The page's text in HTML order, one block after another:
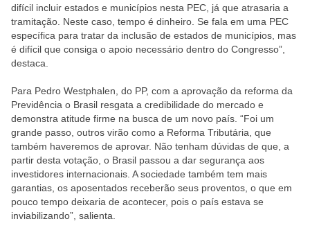
difícil incluir estados e municípios nesta PEC, já que atrasaria a
tramitação. Neste caso, tempo é dinheiro. Se fala em uma PEC
específica para tratar da inclusão de estados de municípios, mas
é difícil que consiga o apoio necessário dentro do Congresso”,
destaca.
Para Pedro Westphalen, do PP, com a aprovação da reforma da
Previdência o Brasil resgata a credibilidade do mercado e
demonstra atitude firme na busca de um novo país. “Foi um
grande passo, outros virão como a Reforma Tributária, que
também haveremos de aprovar. Não tenham dúvidas de que, a
partir desta votação, o Brasil passou a dar segurança aos
investidores internacionais. A sociedade também tem mais
garantias, os aposentados receberão seus proventos, o que em
pouco tempo deixaria de acontecer, pois o país estava se
inviabilizando”, salienta.